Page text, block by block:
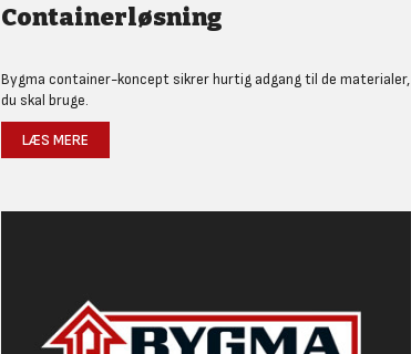
Containerløsning
Bygma container-koncept sikrer hurtig adgang til de materialer,
du skal bruge.
LÆS MERE